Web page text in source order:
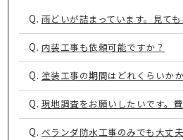
Q. 雨どいが詰まっています。見て
Q. 内装工事も依頼可能ですか？
Q. 塗装工事の期間はどれくらいか
Q. 現地調査をお願いしたいです。
Q. ベランダ防水工事のみでも大丈